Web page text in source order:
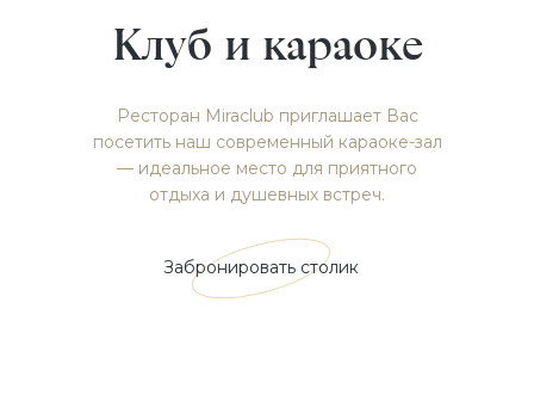
Клуб и караоке
Ресторан Miraclub приглашает Вас
посетить наш современный караоке-зал
— идеальное место для приятного
отдыха и душевных встреч.
Забронировать столик